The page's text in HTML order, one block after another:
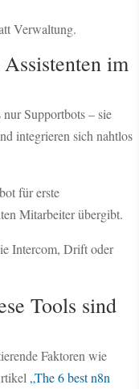
Verwaltung.
im
nur Supportbots – sie
integrieren sich nahtlos
für erste
Mitarbeiter übergibt.
Intercom, Drift oder
Tools sind
Faktoren wie
„The 6 best n8n